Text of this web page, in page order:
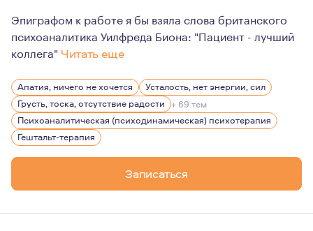
Эпиграфом к работе я бы взяла слова британского
психоаналитика Уилфреда Биона: "Пациент - лучший
коллега" Читать еще
Сейчас меня очень вдохновляют современные
Апатия, ничего не хочется
Усталость, нет энергии, сил
Грусть, тоска, отсутствие радости + 69 тем
Психоаналитическая (психодинамическая) психотерапия
Гештальт-терапия
Записаться